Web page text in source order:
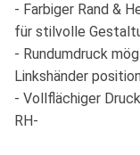
- Farbiger Rand &
für stilvolle
- Rundumdruck
Linkshänder
- Vollflächiger
RH-